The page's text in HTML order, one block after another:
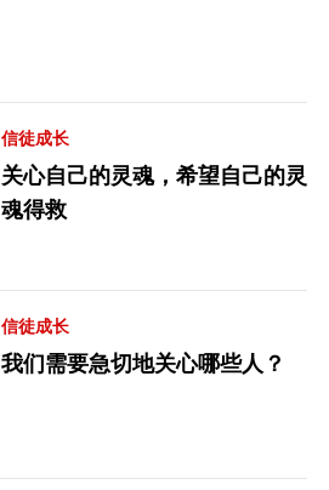
信徒成长
关心自己的灵魂，希望自己的灵
魂得救
信徒成长
我们需要急切地关心哪些人？